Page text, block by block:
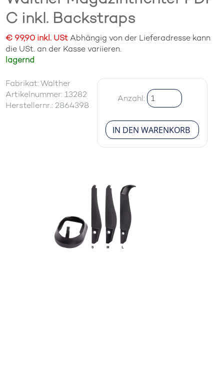
C inkl. Backstraps
€ 99,90 inkl. UStAbhängig von der Lieferadresse kann
die USt. an der Kasse variieren.
lagernd
Fabrikat: Walther
Artikelnummer: 13282
Herstellernr.: 2864398
Anzahl: